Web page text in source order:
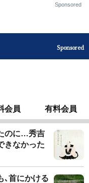
Sponsored
Sponsored
会員 有料会員
のに…秀吉
きなかった
､首にかける